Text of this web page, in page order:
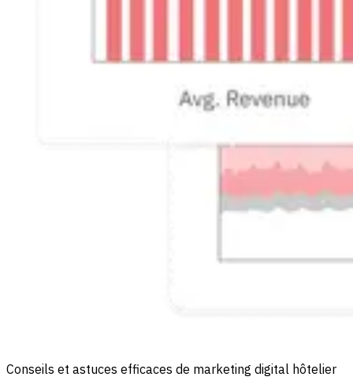
Conseils et astuces efficaces de marketing digital hôtelier